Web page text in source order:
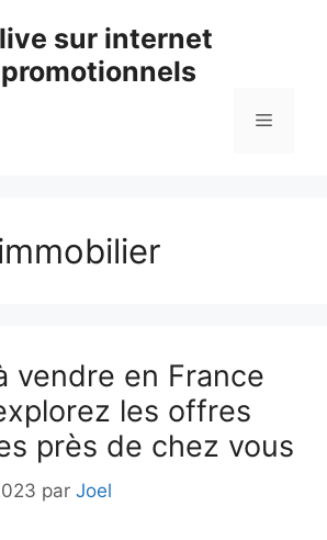
sur internet
Menu
vendre en France
les offres
près de chez vous
par Joel